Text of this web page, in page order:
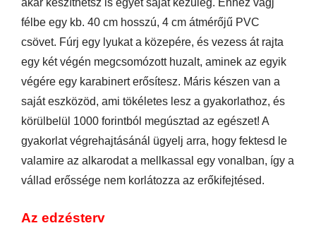
akár készíthetsz is egyet saját kezűleg. Ehhez vágj
félbe egy kb. 40 cm hosszú, 4 cm átmérőjű PVC
csövet. Fúrj egy lyukat a közepére, és vezess át rajta
egy két végén megcsomózott huzalt, aminek az egyik
végére egy karabinert erősítesz. Máris készen van a
saját eszközöd, ami tökéletes lesz a gyakorlathoz, és
körülbelül 1000 forintból megúsztad az egészet! A
gyakorlat végrehajtásánál ügyelj arra, hogy fektesd le
valamire az alkarodat a mellkassal egy vonalban, így a
vállad erőssége nem korlátozza az erőkifejtésed.
Az edzésterv